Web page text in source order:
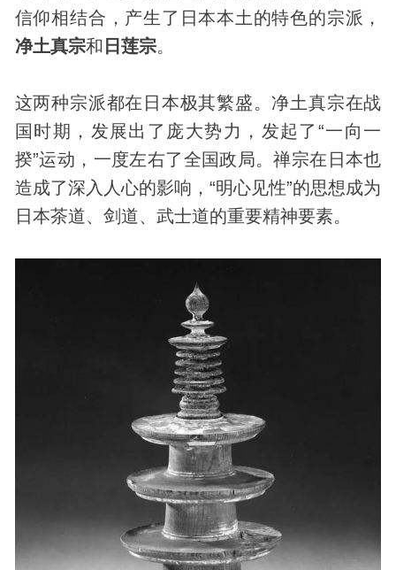
信仰相结合，产生了日本本土的特色的宗派，
净土真宗和 日莲宗。
这两种宗派都在日本极其繁盛。净土真宗在战
国时期，发展出了庞大势力，发起了“一向一
揆”运动，一度左右了全国政局。禅宗在日本也
造成了深入人心的影响，“明心见性”的思想成为
日本茶道、剑道、武士道的重要精神要素。